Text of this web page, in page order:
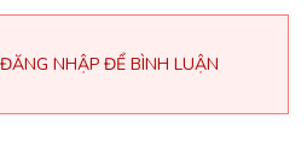
NHẬP ĐỂ BÌNH LUẬN